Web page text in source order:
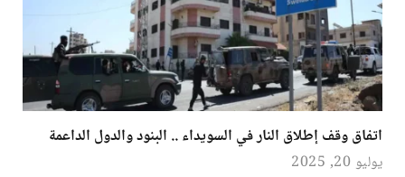
اتفاق وقف إطلاق النار في السويداء .. البنود والدول الداعمة
يوليو 20, 2025